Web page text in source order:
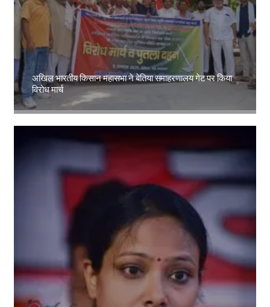
अखिल भारतीय किसान महासभा ने बेतिया समाहरणालय गेट पर किया
विरोध मार्च
Amit Lekh